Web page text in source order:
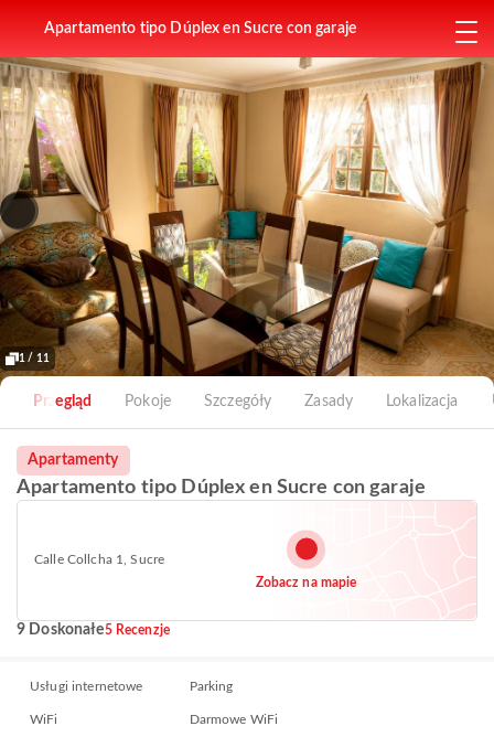
Apartamento tipo Dúplex en Sucre con garaje
1 / 11
Przegląd Pokoje Szczegóły Zasady Lokalizacja
Apartamenty
Apartamento tipo Dúplex en Sucre con garaje
Calle Collcha 1, Sucre
Zobacz na mapie
9 Doskonałe5 Recenzje
Usługi internetowe Parking
WiFi Darmowe WiFi